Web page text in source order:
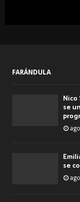
FARÁNDULA
Nico
se
se